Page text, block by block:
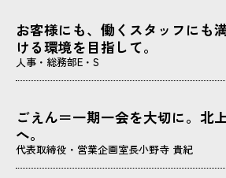
お客様にも、働くスタッフにも
ける環境を目指して。
人事・総務部E・S
ごえん＝一期一会を大切に。北
へ。
代表取締役・営業企画室長小野寺 貴紀